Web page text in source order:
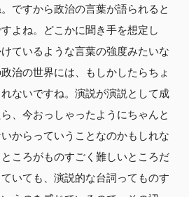
ですから政治の言葉が語られると
よね。どこかに聞き手を想定し
ているような言葉の強度みたいな
治の世界には、もしかしたらちょ
ないですね。演説が演説として成
、今おっしゃったようにちゃんと
からっていうことなのかもしれな
ころがものすごく難しいところだ
いても、演説的な台詞ってものす